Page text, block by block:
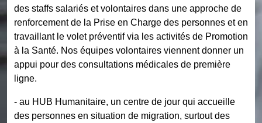
des staffs salariés et volontaires dans une approche de
renforcement de la Prise en Charge des personnes et en
travaillant le volet préventif via les activités de Promotion
à la Santé. Nos équipes volontaires viennent donner un
appui pour des consultations médicales de première
ligne.
- au HUB Humanitaire, un centre de jour qui accueille
des personnes en situation de migration, surtout des